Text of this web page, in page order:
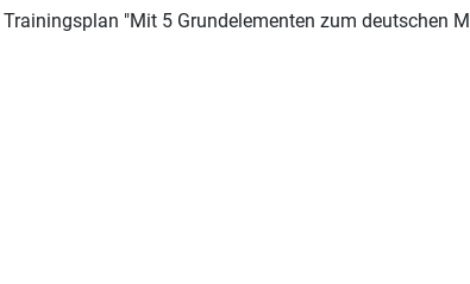
"Mit 5 Grundelementen zum deutschen